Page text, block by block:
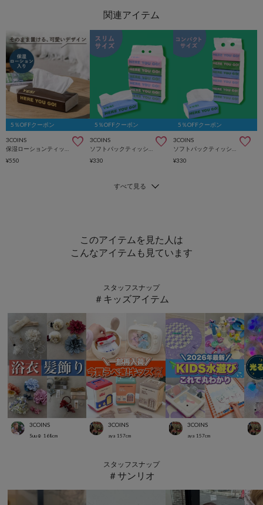
5％OFFクーポン
3COINS
¥550
5％OFFクーポン
3COINS
¥330
5％OFFクーポン
3COINS
¥330
このアイテムを見た人は
こんなアイテムも見ています
スタッフスナップ
＃キッズアイテム
3COINS
Suu☺︎ 168cm
3COINS
aya 157cm
3COINS
aya 157cm
スタッフスナップ
＃サンリオ